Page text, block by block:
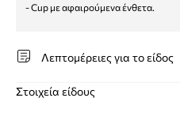
- Cup με αφαιρούμενα ένθετα.
Λεπτομέρειες για το είδος
Στοιχεία είδους